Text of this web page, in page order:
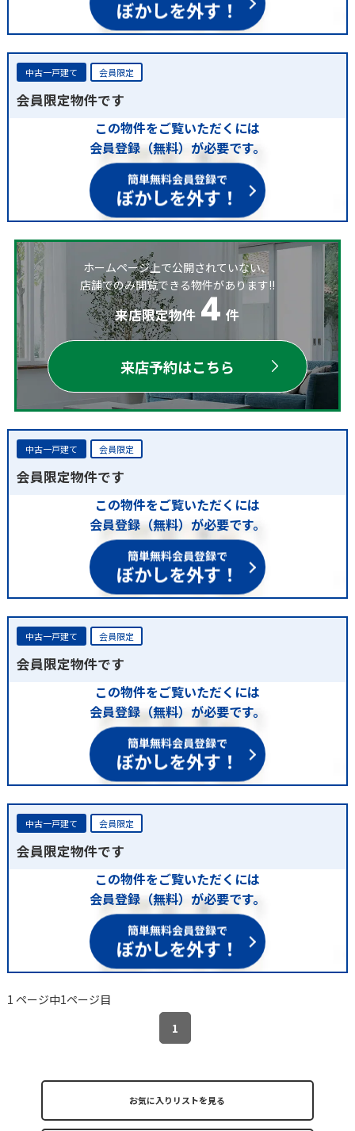
ぼかしを外す！
中古一戸建て 会員限定
会員限定物件です
この物件をご覧いただくには
会員登録（無料）が必要です。
簡単無料会員登録で
ぼかしを外す！
ホームページ上で公開されていない、
店舗でのみ閲覧できる物件があります!!
来店限定物件 4 件
来店予約はこちら
中古一戸建て 会員限定
会員限定物件です
この物件をご覧いただくには
会員登録（無料）が必要です。
簡単無料会員登録で
ぼかしを外す！
中古一戸建て 会員限定
会員限定物件です
この物件をご覧いただくには
会員登録（無料）が必要です。
簡単無料会員登録で
ぼかしを外す！
中古一戸建て 会員限定
会員限定物件です
この物件をご覧いただくには
会員登録（無料）が必要です。
簡単無料会員登録で
ぼかしを外す！
1 ページ中1ページ目
1
お気に入りリストを見る